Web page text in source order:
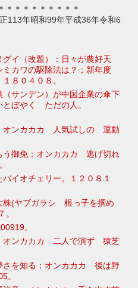
＊＊＊＊＊＊＊＊＊
113年昭和99年平成36年令和6
イ（改題）：日々が農好天
ミカワの駆除法は？；新年度
８０４０８。
サンデン）が中国企業の傘下
ぼやく ただの人。
オンカカカ 人気試しの 運動
御免；オンカカカ 逃げ切れ
イオチェリー。１２０８１
株(ヤブガラシ 根っ子を掴め
。
オンカカカ 二人で演ず 猿芝
を知る；オンカカカ 後は野
。